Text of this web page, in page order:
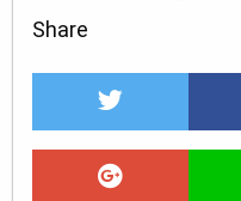
Share